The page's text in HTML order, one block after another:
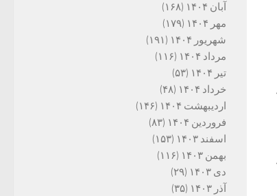
آبان ۱۴۰۴
(۱۶۸)
مهر ۱۴۰۴
(۱۷۹)
شهریور ۱۴۰۴
(۱۹۱)
مرداد ۱۴۰۴
(۱۱۶)
تیر ۱۴۰۴
(۵۳)
خرداد ۱۴۰۴
(۴۸)
اردیبهشت ۱۴۰۴
(۱۴۶)
فروردین ۱۴۰۴
(۸۳)
اسفند ۱۴۰۳
(۱۵۳)
بهمن ۱۴۰۳
(۱۱۶)
دی ۱۴۰۳
(۲۹)
آذر ۱۴۰۳
(۳۵)